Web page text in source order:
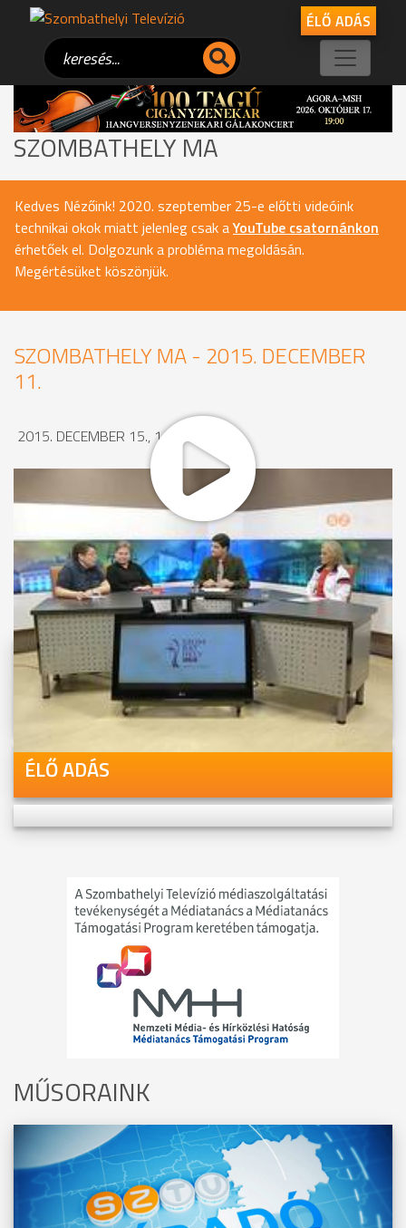
ÉLŐ ADÁS
SZOMBATHELY MA
Kedves Nézőink! 2020. szeptember 25-e előtti videóink
technikai okok miatt jelenleg csak aYouTube csatornánkon
érhetőek el. Dolgozunk a probléma megoldásán.
Megértésüket köszönjük.
SZOMBATHELY MA - 2015. DECEMBER
11.
2015. DECEMBER 15., 14:20
MEGOSZTÁS
Videóink megtekinthetőek
Youtube-csatornánkon is!
ÉLŐ ADÁS
MŰSORAINK